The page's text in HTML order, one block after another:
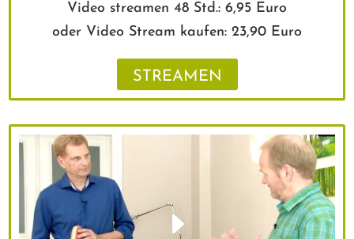
Video streamen 48 Std.: 6,95 Euro
oder Video Stream kaufen: 23,90 Euro
STREAMEN